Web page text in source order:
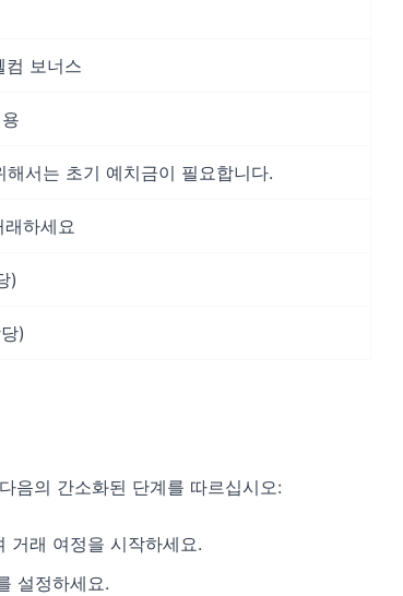
보너스
서는 초기 예치금이 필요합니다.
하세요
)
)
음의 간소화된 단계를 따르십시오:
거래 여정을 시작하세요.
설정하세요.